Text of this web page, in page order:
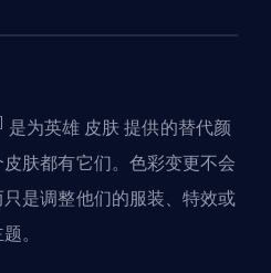
是为英雄 皮肤提供的替代颜
肤都有它们。色彩变更不会
是调整他们的服装、特效或
。